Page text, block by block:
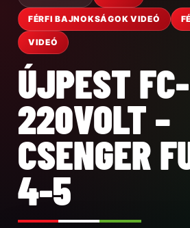
FÉRFI BAJNOKSÁGOK VIDEÓ
VIDEÓ
ÚJPEST FC-
220VOLT –
CSENGER
4-5